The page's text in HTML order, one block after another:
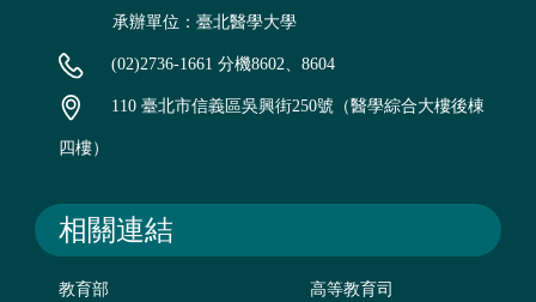
承辦單位：臺北醫學大學
(02)2736-1661 分機8602、8604
110 臺北市信義區吳興街250號（醫學綜合大樓後棟
四樓）
相關連結
教育部 高等教育司